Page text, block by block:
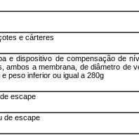
e cárteres
e dispositivo de compensação de
ambos a membrana, de diâmetro de
peso inferior ou igual a 280g
escape
de escape